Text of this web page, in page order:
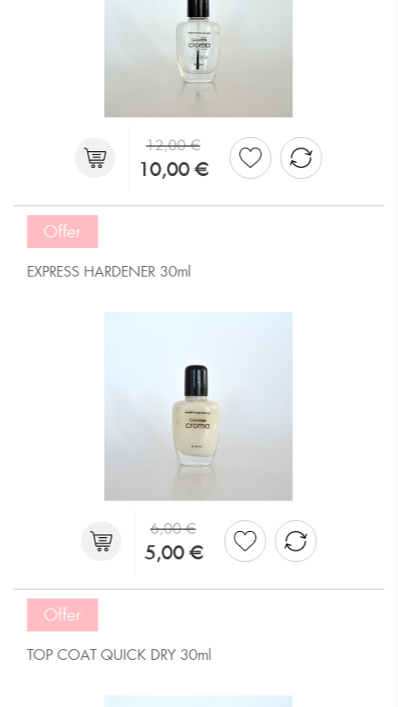
12,00 €
10,00 €
Offer
EXPRESS HARDENER 30ml
6,00 €
5,00 €
Offer
TOP COAT QUICK DRY 30ml